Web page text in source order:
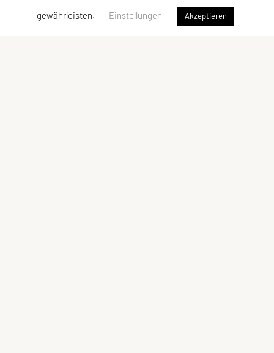
gewährleisten.
Einstellungen Akzeptieren